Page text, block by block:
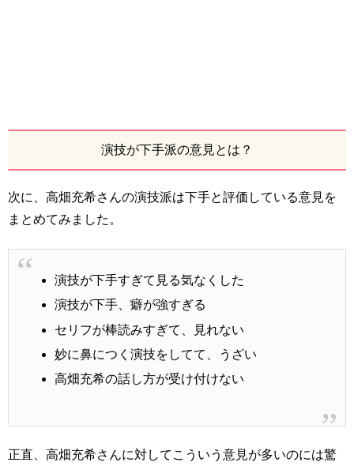
演技が下手派の意見とは？
次に、高畑充希さんの演技派は下手と評価している意見を
まとめてみました。
演技が下手すぎて見る気なくした
演技が下手、癖が強すぎる
セリフが棒読みすぎて、見れない
妙に鼻につく演技をしてて、うざい
高畑充希の話し方が受け付けない
正直、高畑充希さんに対してこういう意見が多いのには驚